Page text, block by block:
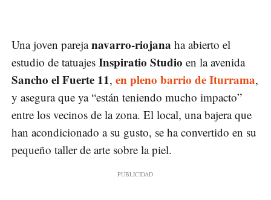
Una joven parejanavarro-riojana ha abierto el
estudio de tatuajes Inspiratio Studio en la avenida
Sancho el Fuerte 11, en pleno barrio de Iturrama,
y asegura que ya “están teniendo mucho impacto”
entre los vecinos de la zona. El local, una bajera que
han acondicionado a su gusto, se ha convertido en su
pequeño taller de arte sobre la piel.